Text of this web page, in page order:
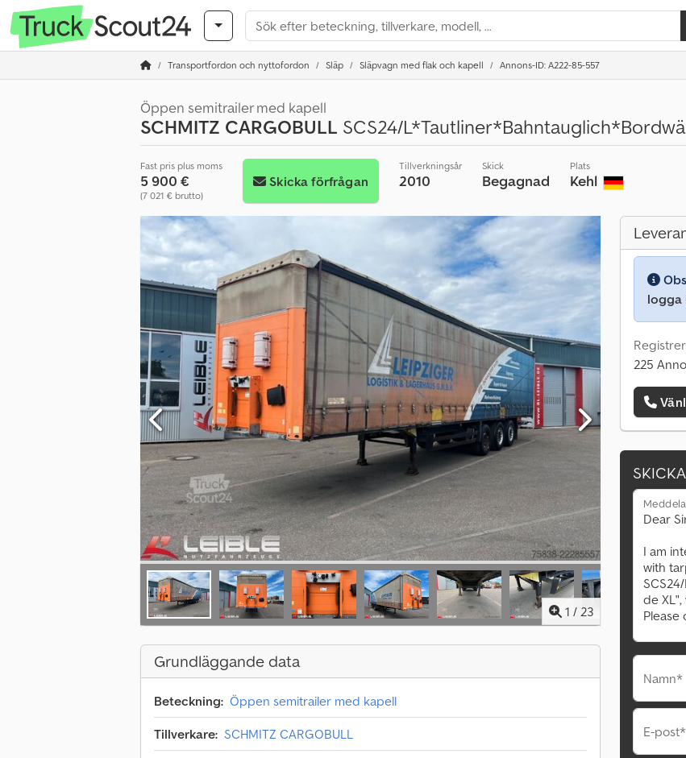
Transportfordon och nyttofordon Släp Släpvagn med flak och kapell Annons-ID: A222-85-557
Öppen semitrailer med kapell
SCHMITZ CARGOBULL SCS24/
Fast pris plus moms
5 900 €
(7 021 € brutto)
Skicka förfrågan
Tillverkningsår
2010
Skick
Begagnad
Plats
Kehl
1 / 23
Grundläggande data
Beteckning: Öppen semitrailer med kapell
Tillverkare: SCHMITZ CARGOBULL
logga
225
Namn*
E-post*